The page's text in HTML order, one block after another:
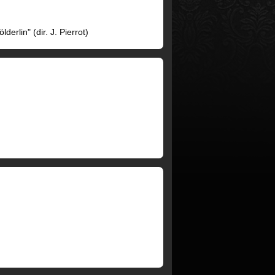
(dir. J. Pierrot)